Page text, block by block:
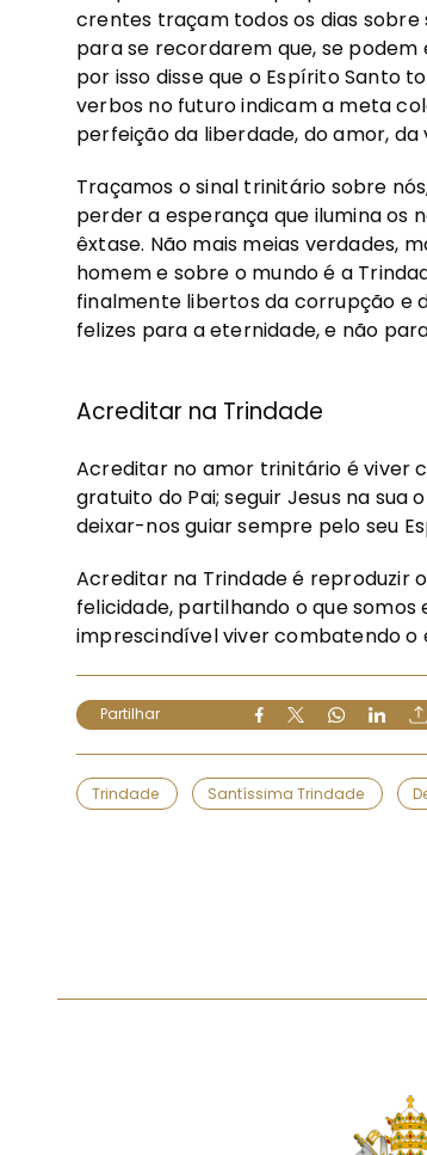
crentes traçam todos os dias sobre
para se recordarem que, se podem
por isso disse que o Espírito Santo
verbos no futuro indicam a meta
perfeição da liberdade, do amor, da
Traçamos o sinal trinitário sobre
perder a esperança que ilumina os
êxtase. Não mais meias verdades,
homem e sobre o mundo é a
finalmente libertos da corrupção e
felizes para a eternidade, e não
Acreditar na Trindade
Acreditar no amor trinitário é viver
gratuito do Pai; seguir Jesus na sua
deixar-nos guiar sempre pelo seu
Acreditar na Trindade é reproduzir
felicidade, partilhando o que somos
imprescindível viver combatendo o
Partilhar
Trindade Santíssima Trindade